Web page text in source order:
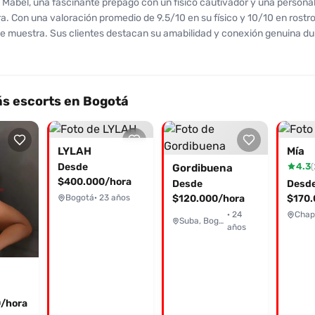
Mabel, una fascinante prepago con un físico cautivador y una
Con una valoración promedio de 9.5/10 en su físico y 10/10 en
muestra. Sus clientes destacan su amabilidad y conexión genuina
una experiencia memorable. Ofrece una amplia gama de
implicación y atención al detalle. Aunque algunos mencionan un par
la mayoría queda encantado y dispuesto a repetir la
opción a considerar para quienes buscan calidad y diversión. No te
disfrutar de su compañía, contáctala al 3232401944 y dale un giro a
te espera!
escorts en Bogotá
hora
LYLAH
Desde
$400.000/hora
Bogotá· 23 años
Gordibuena
Desde
$120.000/hora
Suba, Bogotá
· 24
años
Mía
4.3